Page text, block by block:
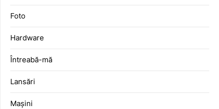
Foto
Hardware
Întreabă-mă
Lansări
Mașini